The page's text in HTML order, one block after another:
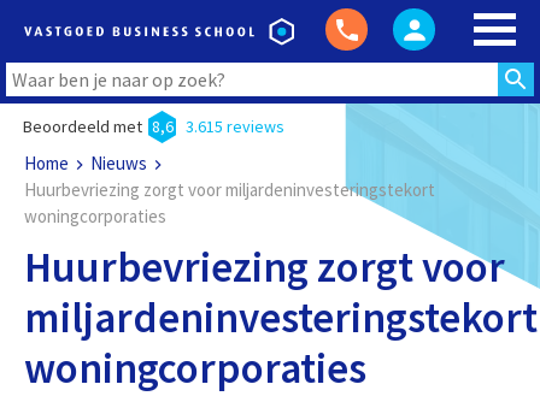
Beoordeeld met 8,6 3.615 reviews
Home
Nieuws
Huurbevriezing zorgt voor miljardeninvesteringstekort
woningcorporaties
Huurbevriezing zorgt voor
miljardeninvesteringstekort
woningcorporaties